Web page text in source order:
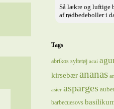
Så lækre og luftige
af rødbedeboller i
Tags
abrikos syltetøj acai
kirsebær ananas
asier asparges
barbecuesovs